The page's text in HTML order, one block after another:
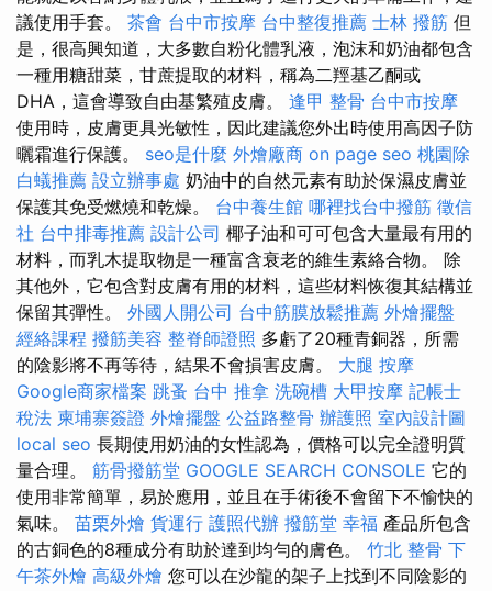
議使用手套。 茶會 台中市按摩 台中整復推薦 士林 撥筋 但
是，很高興知道，大多數自粉化體乳液，泡沫和奶油都包含
一種用糖甜菜，甘蔗提取的材料，稱為二羥基乙酮或
DHA，這會導致自由基繁殖皮膚。 逢甲 整骨 台中市按摩
使用時，皮膚更具光敏性，因此建議您外出時使用高因子防
曬霜進行保護。 seo是什麼 外燴廠商 on page seo 桃園除
白蟻推薦 設立辦事處 奶油中的自然元素有助於保濕皮膚並
保護其免受燃燒和乾燥。 台中養生館 哪裡找台中撥筋 徵信
社 台中排毒推薦 設計公司 椰子油和可可包含大量最有用的
材料，而乳木提取物是一種富含衰老的維生素絡合物。 除
其他外，它包含對皮膚有用的材料，這些材料恢復其結構並
保留其彈性。 外國人開公司 台中筋膜放鬆推薦 外燴擺盤
經絡課程 撥筋美容 整脊師證照 多虧了20種青銅器，所需
的陰影將不再等待，結果不會損害皮膚。 大腿 按摩
Google商家檔案 跳蚤 台中 推拿 洗碗槽 大甲按摩 記帳士
稅法 柬埔寨簽證 外燴擺盤 公益路整骨 辦護照 室內設計圖
local seo 長期使用奶油的女性認為，價格可以完全證明質
量合理。 筋骨撥筋堂 GOOGLE SEARCH CONSOLE 它的
使用非常簡單，易於應用，並且在手術後不會留下不愉快的
氣味。 苗栗外燴 貨運行 護照代辦 撥筋堂 幸福 產品所包含
的古銅色的8種成分有助於達到均勻的膚色。 竹北 整骨 下
午茶外燴 高級外燴 您可以在沙龍的架子上找到不同陰影的